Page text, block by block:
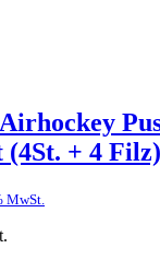
(4St. + 4 Filz)
MwSt.